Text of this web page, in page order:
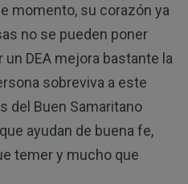
momento, su corazón ya
no se pueden poner
un DEA mejora bastante la
sobreviva a este
del Buen Samaritano
ayudan de buena fe,
temer y mucho que